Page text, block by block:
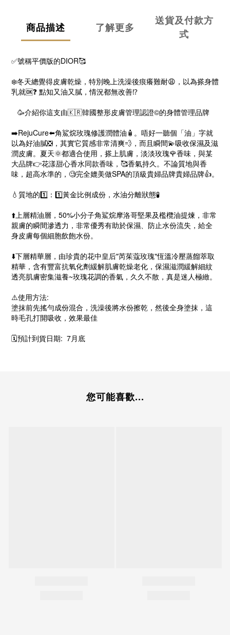
商品描述 了解更多
送貨及付款方
式
✅號稱平價版的DIOR🥰
❄️冬天總覺得皮膚乾燥，特別晚上洗澡後痕癢難耐😩，以為搽身體
乳就🆗❓ 點知又油又膩，情況都無改善⁉️
🥳介紹你這支由🇰🇷韓國整形皮膚管理認證©️的身體管理品牌
➡️RejuCure⬅️角鯊烷玫瑰修護潤體油🧴。唔好一聽個「油」字就
以為好油膩❎，其實它質感非常清爽💨，而且瞬間💫吸收保濕及滋
潤皮膚。夏天🌞都適合使用，搽上肌膚，淡淡玫瑰🌹香味，與某
大品牌👉花漾甜心香水同款香味，🥰香氣持久。不論質地與香
味，超高水準的，🧐完全媲美做SPA的頂級貴婦品牌貴婦品牌👍。
💧質地的1️⃣：1️⃣黃金比例成份，水油分離狀態🧪
⬆️上層精油層，50%小分子角鯊烷摩洛哥堅果及檻欖油提煉，非常
親膚的瞬間滲透力，非常優秀有助於保濕、防止水份流失，給全
身皮膚每個細胞飲飽水份。
⬇️下層精華層，由珍貴的花中皇后"芮茱蔻玫瑰"恆溫冷壓蒸餾萃取
精華，含有豐富抗氧化劑緩解肌膚乾燥老化，保濕滋潤緩解細紋
透亮肌膚密集滋養~玫瑰花調的香氣，久久不散，真是迷人極緻。
⚠️使用方法:
塗抹前先搖勻成份混合，洗澡後將水份擦乾，然後全身塗抹，這
時毛孔打開吸收，效果最佳
🗓️預計到貨日期: 7月底
您可能喜歡...